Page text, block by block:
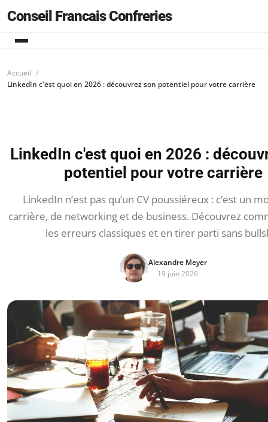
Conseil Francais Confreries
Accueil
LinkedIn c'est quoi en 2026 : découvrez son potentiel pour votre carrière
LinkedIn c'est quoi en 2026 :
potentiel pour votre carrière
LinkedIn n’est pas qu’un CV poussiéreux : c’est un
carrière, de networking et de business. Découvrez
les erreurs classiques et en tirer parti sans
Alexandre Meyer
19 juin 2026